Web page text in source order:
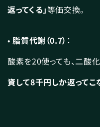
返ってくる」等価交換。
•脂質代謝（0.7） ：
酸素を20使っても、二酸
資して8千円しか返ってこ